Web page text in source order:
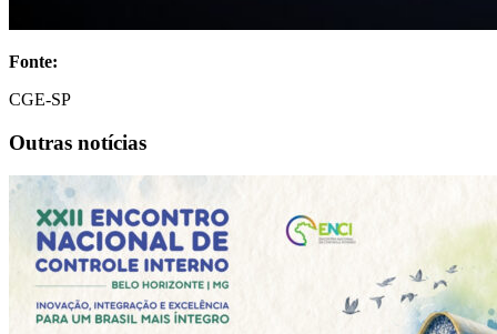
Fonte:
CGE-SP
Outras notícias